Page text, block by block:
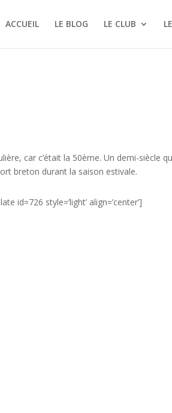
ACCUEIL LE BLOG LE CLUB
car c’était la 50ème. Un demi-siècle
breton durant la saison estivale.
id=726 style=’light’ align=’center’]